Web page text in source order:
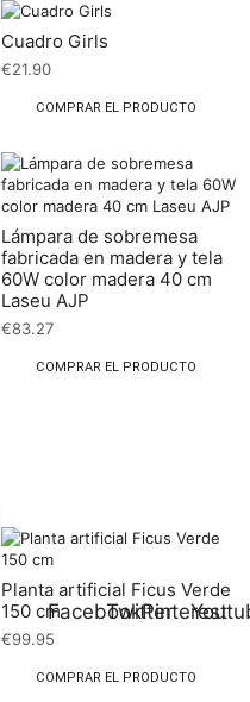
Cuadro Girls
€21.90
COMPRAR EL PRODUCTO
Lámpara de sobremesa
fabricada en madera y tela
60W color madera 40 cm
Laseu AJP
€83.27
COMPRAR EL PRODUCTO
FacebookTwitterPinterest
Planta artificial Ficus Verde
150 cm
€99.95
COMPRAR EL PRODUCTO